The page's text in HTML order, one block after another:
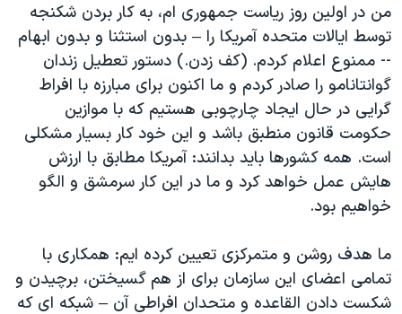
من در اولین روز ریاست جمهوری ام، به کار بردن شکنجه
توسط ایالات متحده آمریکا را – بدون استثنا و بدون ابهام
-- ممنوع اعلام کردم. (کف زدن.) دستور تعطیل زندان
گوانتانامو را صادر کردم و ما اکنون برای مبارزه با افراط
گرایی در حال ایجاد چارچوبی هستیم که با موازین
حکومت قانون منطبق باشد و این خود کار بسیار مشکلی
است. همه کشورها باید بدانند: آمریکا مطابق با ارزش
هایش عمل خواهد کرد و ما در این کار سرمشق و الگو
خواهیم بود.
ما هدف روشن و متمرکزی تعیین کرده ایم: همکاری با
تمامی اعضای این سازمان برای از هم گسیختن، برچیدن و
شکست دادن القاعده و متحدان افراطی آن – شبکه ای که